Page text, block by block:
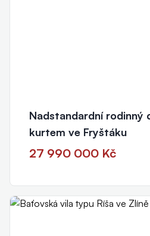
Nadstandardní rodinný
kurtem ve Fryštáku
27 990 000 Kč